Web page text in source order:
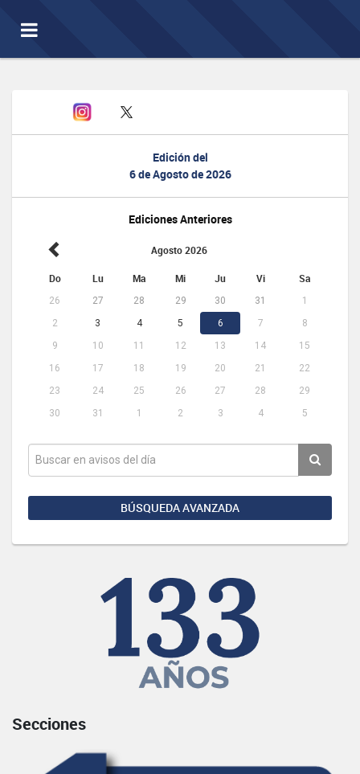
Toggle
navigation
Edición del
6 de Agosto de 2026
Ediciones Anteriores
Agosto 2026
Do Lu Ma Mi Ju Vi Sa
26 27 28 29 30 31
1
2
3 4 5 6 7
8
9
10 11 12 13 14
15
16
17 18 19 20 21
22
23
24 25 26 27 28
29
30
31 1 2 3 4 5
BÚSQUEDA AVANZADA
Secciones